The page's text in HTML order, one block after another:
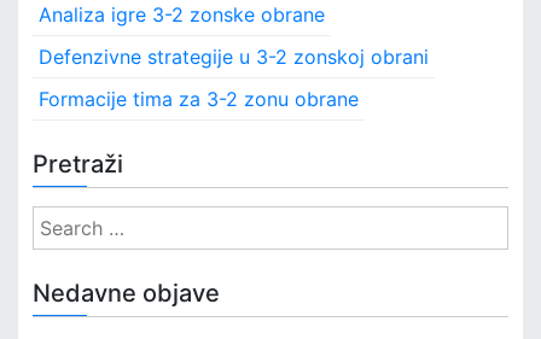
Analiza igre 3-2 zonske obrane
Defenzivne strategije u 3-2 zonskoj obrani
Formacije tima za 3-2 zonu obrane
Pretraži
S
e
rNedavne objave